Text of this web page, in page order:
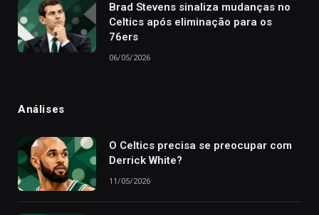
Brad Stevens sinaliza mudanças no
Celtics após eliminação para os
76ers
06/05/2026
Análises
O Celtics precisa se preocupar com
Derrick White?
11/05/2026